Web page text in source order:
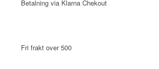
Betalning via Klarna Chekout
Fri frakt over 500